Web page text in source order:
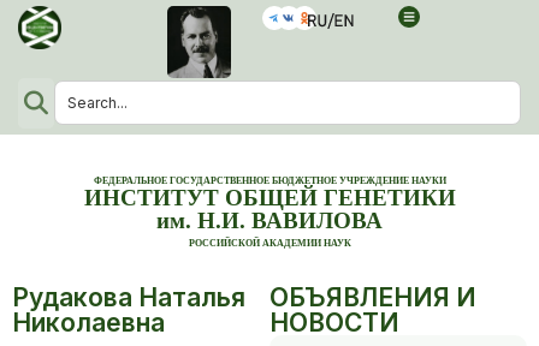
ФЕДЕРАЛЬНОЕ ГОСУДАРСТВЕННОЕ БЮДЖЕТНОЕ УЧРЕЖДЕНИЕ НАУКИ
ИНСТИТУТ ОБЩЕЙ ГЕНЕТИКИ
им. Н.И. ВАВИЛОВА
РОССИЙСКОЙ АКАДЕМИИ НАУК
Рудакова Наталья
Николаевна
ОБЪЯВЛЕНИЯ И
НОВОСТИ